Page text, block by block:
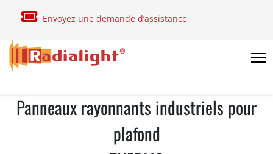
Envoyez une demande d’assistance
Panneaux rayonnants industriels pour
plafond